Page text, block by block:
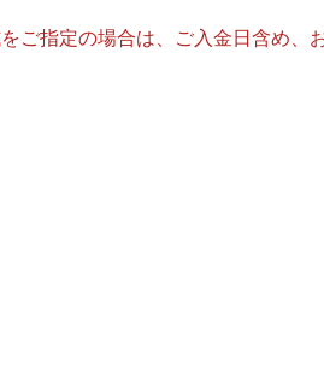
ご指定の場合は、ご入金日含め